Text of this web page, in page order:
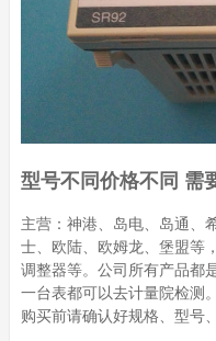
型号不同价格不同 需
主营：神港、岛电、岛通、
士、欧陆、欧姆龙、堡盟等
调整器等。公司所有产品都
一台表都可以去计量院检测。
购买前请确认好规格、型号